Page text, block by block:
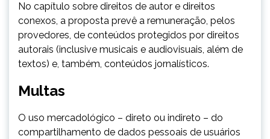
No capítulo sobre direitos de autor e direitos
conexos, a proposta prevê a remuneração, pelos
provedores, de conteúdos protegidos por direitos
autorais (inclusive musicais e audiovisuais, além de
textos) e, também, conteúdos jornalísticos.
Multas
O uso mercadológico – direto ou indireto – do
compartilhamento de dados pessoais de usuários